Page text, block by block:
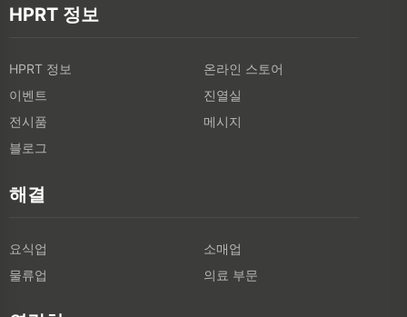
HPRT 정보
HPRT 정보
온라인 스토어
이벤트
진열실
전시품
메시지
블로그
해결
요식업
소매업
물류업
의료 부문